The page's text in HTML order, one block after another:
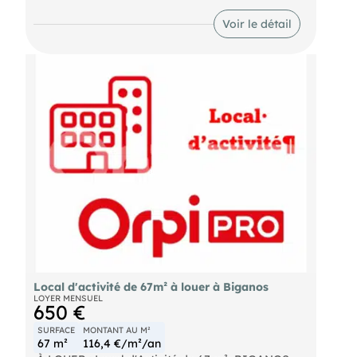
Pour plus d'informations, organiser une visite ou
recevoir le dossier complet, contactez :
- Loyer annuel : 21120 € HT
- Honoraires : 30% HT à la charge du preneur (soit
6 336,00 € HT)
Voir le détail
Local d'activité de 67m² à louer à Biganos
LOYER MENSUEL
650 €
SURFACE
67 m²
MONTANT AU M²
116,4 €/m²/an